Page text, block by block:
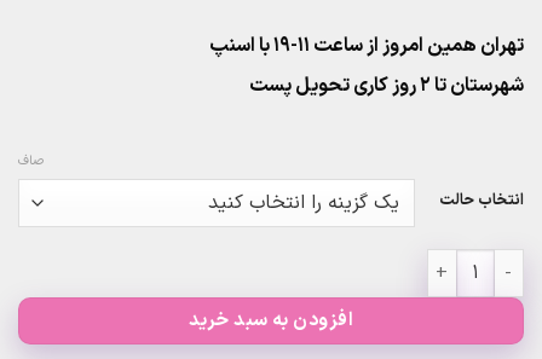
تهران همین امروز از ساعت ۱۱-۱۹ با اسنپ
شهرستان تا 2 روز کاری تحویل پست
انتخاب حالت
صاف
بادکنک فویلی قلب بزرگ 22 اینچ عدد
افزودن به سبد خرید